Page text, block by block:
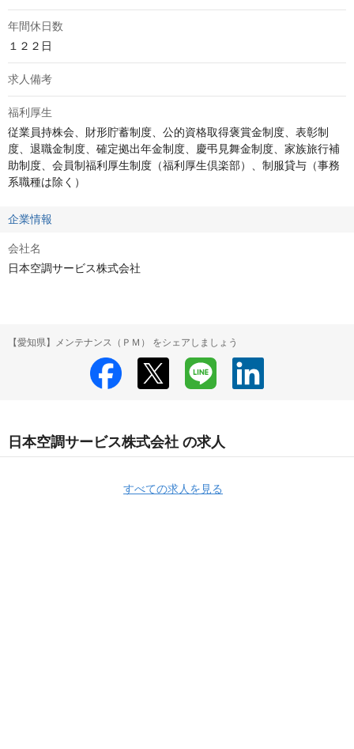
年間休日数
１２２日
求人備考
福利厚生
従業員持株会、財形貯蓄制度、公的資格取得褒賞金制度、表彰制
度、退職金制度、確定拠出年金制度、慶弔見舞金制度、家族旅行補
助制度、会員制福利厚生制度（福利厚生倶楽部）、制服貸与（事務
系職種は除く）
企業情報
会社名
日本空調サービス株式会社
【愛知県】メンテナンス（ＰＭ） をシェアしましょう
日本空調サービス株式会社 の求人
すべての求人を見る